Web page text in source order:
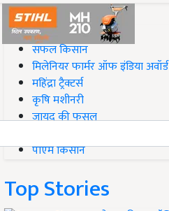
#Top on Krishi Jagran
सफल किसान
मिलेनियर फार्मर ऑफ इंडिया अवॉर्ड
महिंद्रा ट्रैक्टर्स
कृषि मशीनरी
जायद की फसल
पीएम किसान
Top Stories